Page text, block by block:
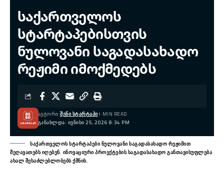
საქართველოს
სტარტაპებისთვის
ნულოვანი საგადასახადო
რეჟიმი იმოქმედებს
ᲒᲐᲜᲐᲮᲚᲓᲐ: ᲘᲕᲜᲘᲡᲘ 25, 2026 8:34 PM
ᲐᲕᲢᲝᲠᲘ:ᲨᲔᲜᲘ ᲡᲢᲐᲠᲢᲐᲞᲘ1 MIN READ
საქართველოს სტარტაპები ნულოვანი საგადასახადო რეჟიმით
შეღავათებს იღებენ. ინოვაციური პროექტების საგადასახადო განთავისუფლება
ახალ შესაძლებლობებს ქმნის.